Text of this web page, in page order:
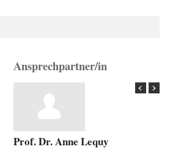
Ansprechpartner/in
Prof. Dr. Anne Lequy